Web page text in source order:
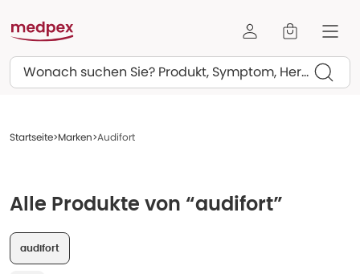
Suchen
Startseite Marken Audifort
Alle Produkte von “audifort”
audifort